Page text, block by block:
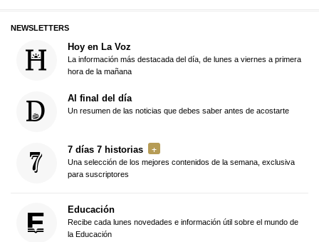
NEWSLETTERS
Hoy en La Voz
La información más destacada del día, de lunes a viernes a primera
hora de la mañana
Al final del día
Un resumen de las noticias que debes saber antes de acostarte
7 días 7 historias
Una selección de los mejores contenidos de la semana, exclusiva
para suscriptores
Educación
Recibe cada lunes novedades e información útil sobre el mundo de
la Educación